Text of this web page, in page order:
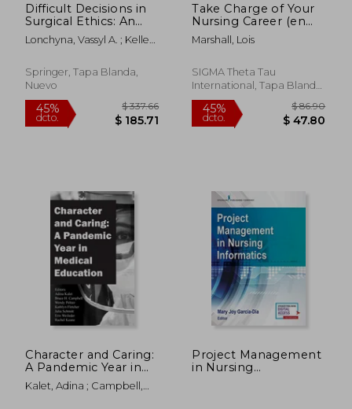
40%
dcto. $ 77.41
45%
dcto.
Difficult Decisions in
Surgical Ethics: An
Evidence-Based
Approach (en Inglés)
Lonchyna, Vassyl A. ; Kelley,
Springer, Tapa Blanda,
Nuevo
Take Charge of Your
Nursing Career (en
Inglés)
Marshall, Lois
SIGMA Theta Tau
International, Tapa Blanda,
Nuevo
Character and Caring:
A Pandemic Year in
Medical Education (en
Inglés)
Kalet, Adina ; Campbell,
Project Management
in Nursing